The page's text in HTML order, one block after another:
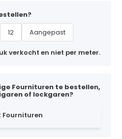
12 Aangepast
verkocht en niet per meter.
Fournituren te bestellen,
of lockgaren?
Fournituren